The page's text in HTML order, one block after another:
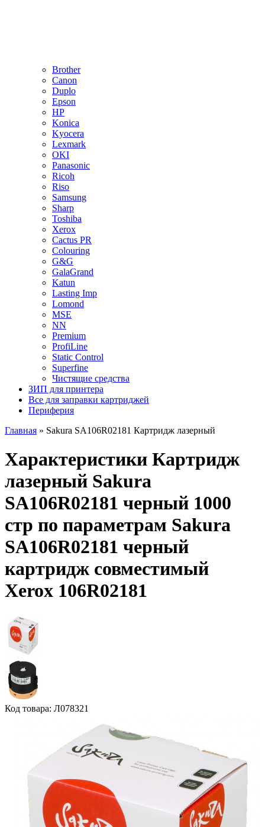
Brother
Canon
Duplo
Epson
HP
Konica
Kyocera
Lexmark
OKI
Panasonic
Ricoh
Riso
Samsung
Sharp
Toshiba
Xerox
Cactus PR
Colouring
G&G
GalaGrand
Katun
Lasting Imp
Lomond
MSE
NN
Premium
ProfiLine
Static Control
Superfine
Чистящие средства
ЗИП для принтера
Все для заправки картриджей
Периферия
Главная » Sakura SA106R02181 Картридж лазерный
Характеристики Картридж
лазерный Sakura
SA106R02181 черный 1000
стр по параметрам Sakura
SA106R02181 черный
картридж совместимый
Xerox 106R02181
Код товара: Л078321